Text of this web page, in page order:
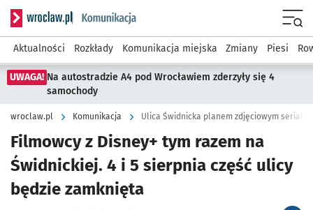
Serwis informacyjny wroclaw.pl podserwis: Komunikacja
Aktualności Rozkłady Komunikacja miejska Zmiany Piesi
UWAGA! Na autostradzie A4 pod Wrocławiem zderzyły się 4
samochody
wroclaw.pl Komunikacja Ulica Świdnicka planem zdjęciowym serialu
Filmowcy z Disney+ tym razem na
Świdnickiej. 4 i 5 sierpnia część ulicy
będzie zamknięta